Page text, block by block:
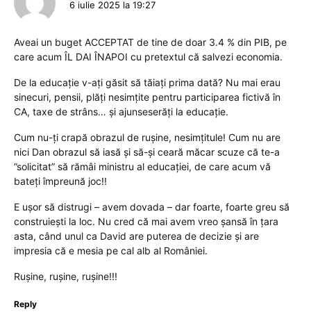
6 iulie 2025 la 19:27
Aveai un buget ACCEPTAT de tine de doar 3.4 % din PIB, pe
care acum ÎL DAI ÎNAPOI cu pretextul că salvezi economia.
De la educație v-ați găsit să tăiați prima dată? Nu mai erau
sinecuri, pensii, plăți nesimțite pentru participarea fictivă în
CA, taxe de strâns… și ajunseserăți la educație.
Cum nu-ți crapă obrazul de rușine, nesimțitule! Cum nu are
nici Dan obrazul să iasă și să-și ceară măcar scuze că te-a
”solicitat” să rămâi ministru al educației, de care acum vă
bateți împreună joc!!
E ușor să distrugi – avem dovada – dar foarte, foarte greu să
construiești la loc. Nu cred că mai avem vreo șansă în țara
asta, când unul ca David are puterea de decizie și are
impresia că e mesia pe cal alb al României.
Rușine, rușine, rușine!!!
Reply